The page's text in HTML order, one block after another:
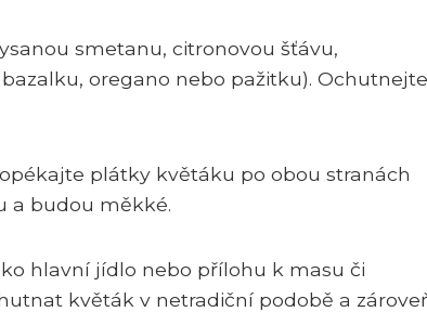
smetanu, citronovou šťávu,
oregano nebo pažitku). Ochutnejte
plátky květáku po obou stranách
a budou měkké.
hlavní jídlo nebo přílohu k masu či
květák v netradiční podobě a